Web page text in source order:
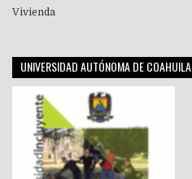
Vivienda
UNIVERSIDAD AUTÓNOMA DE COAHUILA